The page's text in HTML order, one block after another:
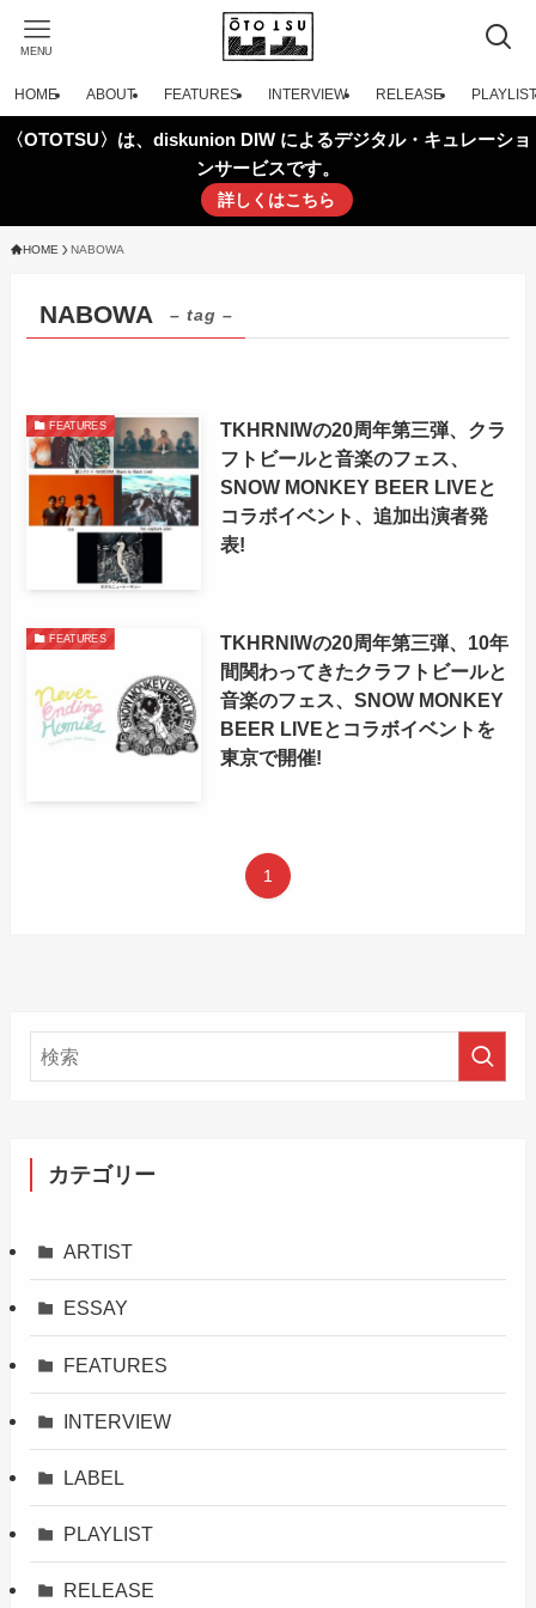
MENU
HOME ABOUT FEATURES INTERVIEW RELEASE PLAYLIST
〈OTOTSU〉は、diskunion DIW によるデジタル・キュレーショ
ンサービスです。
詳しくはこちら
HOME NABOWA
NABOWA – tag –
FEATURES
TKHRNIWの20周年第三弾、クラ
フトビールと音楽のフェス、
SNOW MONKEY BEER LIVEと
コラボイベント、追加出演者発
表!
FEATURES
TKHRNIWの20周年第三弾、10年
間関わってきたクラフトビールと
音楽のフェス、SNOW MONKEY
BEER LIVEとコラボイベントを
東京で開催!
1
カテゴリー
ARTIST
ESSAY
FEATURES
INTERVIEW
LABEL
PLAYLIST
RELEASE